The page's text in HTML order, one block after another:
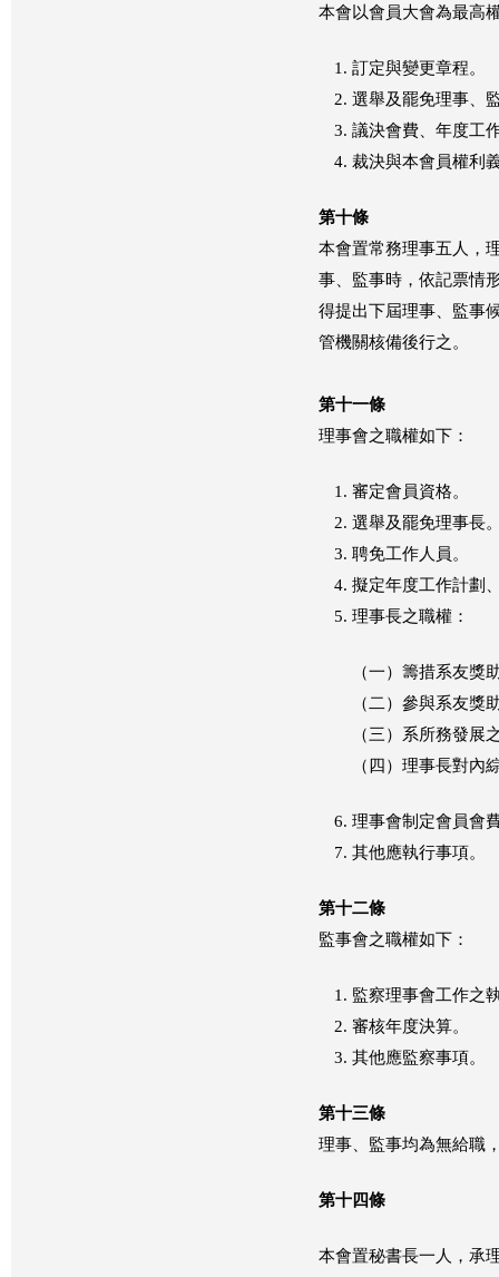
本會以會員大會為最高
訂定與變更章程。
選舉及罷免理事、
議決會費、年度工
裁決與本會員權利
第十條
本會置常務理事五人，
事、監事時，依記票情
得提出下屆理事、監事
管機關核備後行之。
第十一條
理事會之職權如下：
審定會員資格。
選舉及罷免理事長
聘免工作人員。
擬定年度工作計劃
理事長之職權：
（一）籌措系友獎
（二）參與系友獎
（三）系所務發展
（四）理事長對內
理事會制定會員會
其他應執行事項。
第十二條
監事會之職權如下：
監察理事會工作之
審核年度決算。
其他應監察事項。
第十三條
理事、監事均為無給職
第十四條
本會置秘書長一人，承